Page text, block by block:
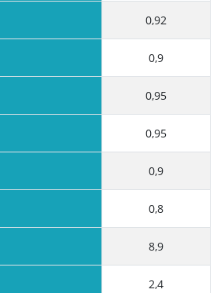
0,92
0,9
0,95
0,95
0,9
0,8
8,9
2,4